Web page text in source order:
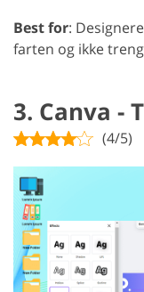
Best for:
farten og ikke
3. Canva -
(4/5)